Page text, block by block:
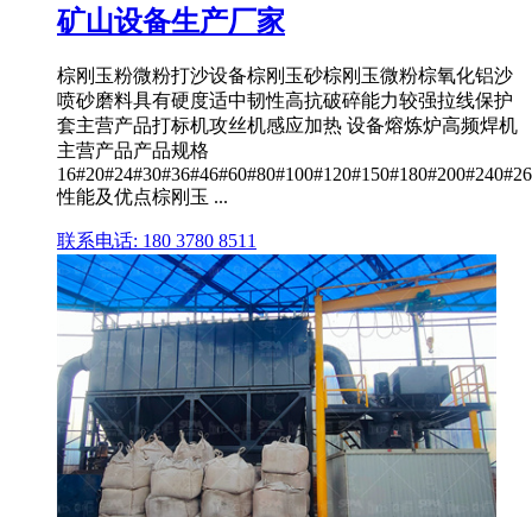
矿山设备生产厂家
棕刚玉粉微粉打沙设备棕刚玉砂棕刚玉微粉棕氧化铝沙
喷砂磨料具有硬度适中韧性高抗破碎能力较强拉线保护
套主营产品打标机攻丝机感应加热 设备熔炼炉高频焊机
主营产品产品规格
性能及优点棕刚玉 ...
联系电话: 180 3780 8511